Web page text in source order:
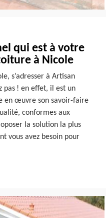
qui est à votre
à Nicole
s’adresser à Artisan
pas ! en effet, il est un
en œuvre son savoir-faire
conformes aux
la solution la plus
vous avez besoin pour